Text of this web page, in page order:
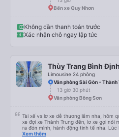
Bến xe Quy Nhơn
Không cần thanh toán trước
Xác nhận chỗ ngay lập tức
Thùy Trang Bình Định
Limousine 24 phòng
Văn phòng Sài Gòn -
13 giờ 30 phút
Văn phòng Bồng Sơn
Tài xế vs lơ xe dễ thương lắm nha, hôm
xe đợi xe Thành Trung đến, lơ xe gọi nói
ra đón mình, hành động tinh tế nha. Lúc
cho mình cái chăn bông, lúc xuống xe
Xem thêm